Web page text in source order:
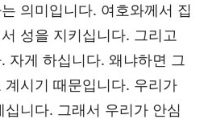
의미입니다. 여호와께서 집
성을 지키십니다. 그리고
자게 하십니다. 왜냐하면 그
시기 때문입니다. 우리가
니다. 그래서 우리가 안심